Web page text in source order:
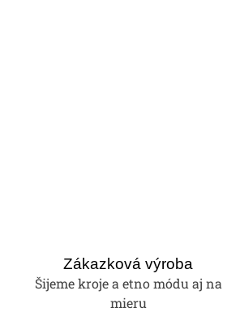
Zákazková výroba
Šijeme kroje a etno módu aj na
mieru